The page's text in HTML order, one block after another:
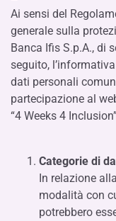
Ai sensi del
generale sulla
Banca Ifis S.p.A., di
seguito,
dati personali
partecipazione al
“4 Weeks 4
Categorie di
In relazione
modalità con
potrebbero